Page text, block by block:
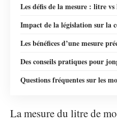
Les défis de la mesure : litre
Impact de la législation sur la
Les bénéfices d’une mesure
Des conseils pratiques pour
Questions fréquentes sur les
La mesure du litre de